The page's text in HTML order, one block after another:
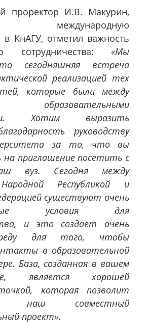
проректор И.В. Макурин,
международную
в КнАГУ, отметил важность
сотрудничества: «Мы
сегодняшняя встреча
реализацией тех
которые были между
Хотим выразить
руководству
за то, что вы
на приглашение посетить с
вуз. Сегодня между
Республикой и
существуют очень
условия для
и это создает очень
для того, чтобы
в образовательной
База, созданная в вашем
является хорошей
которая позволит
наш совместный
проект».